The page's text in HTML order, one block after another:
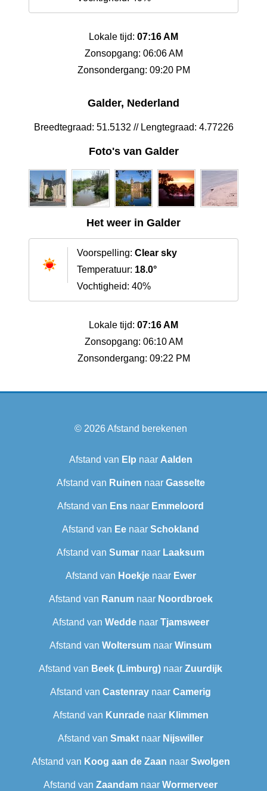
Lokale tijd: 07:16 AM
Zonsopgang: 06:06 AM
Zonsondergang: 09:20 PM
Galder, Nederland
Breedtegraad: 51.5132 // Lengtegraad: 4.77226
Foto's van Galder
Het weer in Galder
Voorspelling: Clear sky
Temperatuur: 18.0°
Vochtigheid: 40%
Lokale tijd: 07:16 AM
Zonsopgang: 06:10 AM
Zonsondergang: 09:22 PM
© 2026Afstand berekenen
Afstand van Elp naar Aalden
Afstand van Ruinen naar Gasselte
Afstand van Ens naar Emmeloord
Afstand van Ee naar Schokland
Afstand van Sumar naar Laaksum
Afstand van Hoekjenaar Ewer
Afstand van Ranumnaar Noordbroek
Afstand van Weddenaar Tjamsweer
Afstand van Woltersum naar Winsum
Afstand van Beek (Limburg) naar Zuurdijk
Afstand van Castenray naar Camerig
Afstand van Kunradenaar Klimmen
Afstand van Smakt naar Nijswiller
Afstand van Koog aan de Zaan naar Swolgen
Afstand van Zaandam naar Wormerveer